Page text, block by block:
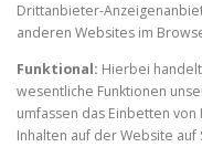
Drittanbieter-
anderen Websites im
Funktional: Hierbei
wesentliche Funktionen
umfassen das Einbetten
Inhalten auf der Website